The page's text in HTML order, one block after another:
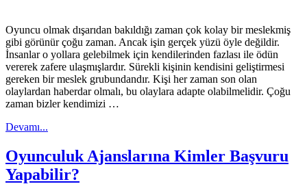
Oyuncu olmak dışarıdan bakıldığı zaman çok kolay bir meslekmiş
gibi görünür çoğu zaman. Ancak işin gerçek yüzü öyle değildir.
İnsanlar o yollara gelebilmek için kendilerinden fazlası ile ödün
vererek zafere ulaşmışlardır. Sürekli kişinin kendisini geliştirmesi
gereken bir meslek grubundandır. Kişi her zaman son olan
olaylardan haberdar olmalı, bu olaylara adapte olabilmelidir. Çoğu
zaman bizler kendimizi …
Devamı...
Oyunculuk Ajanslarına Kimler Başvuru
Yapabilir?